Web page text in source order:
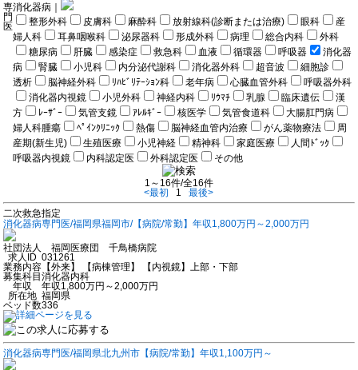
専
門
医
消化器病｜
整形外科
皮膚科 麻酔科 放射線科(診断または治療) 眼科
産
婦人科
耳鼻咽喉科 泌尿器科 形成外科 病理 総合内科
外科
糖尿病
肝臓 感染症 救急科 血液 循環器 呼吸器
消化器
病
腎臓 小児科 内分泌代謝科 消化器外科 超音波
細胞診
透析
脳神経外科 ﾘﾊﾋﾞﾘﾃｰｼｮﾝ科 老年病 心臓血管外科
呼吸器外科
消化器内視鏡
小児外科 神経内科 ﾘｳﾏﾁ 乳腺 臨床遺伝
漢
方
ﾚｰｻﾞｰ 気管支鏡 ｱﾚﾙｷﾞｰ 核医学 気管食道科
大腸肛門病
婦人科腫瘍
ﾍﾟｲﾝｸﾘﾆｯｸ 熱傷 脳神経血管内治療 がん薬物療法
周
産期(新生児)
生殖医療 小児神経 精神科 家庭医療
人間ﾄﾞｯｸ
呼吸器内視鏡
内科認定医 外科認定医 その他
1～16件/全16件
<最初
1
最後>
二次救急指定
消化器病専門医/福岡県福岡市/【病院/常勤】年収1,800万円～2,000万円
社団法人 福岡医療団 千鳥橋病院
求人ID 031261
業務内容 【外来】 【病棟管理】 【内視鏡】上部・下部
募集科目消化器内科
年収
年収1,800万円～2,000万円
所在地 福岡県
ベッド数336
消化器病専門医/福岡県北九州市【病院/常勤】年収1,100万円～